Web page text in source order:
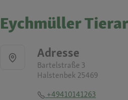
Eychmüller
Adresse
Bartelstraße 3
Halstenbek 25469
+49410141263